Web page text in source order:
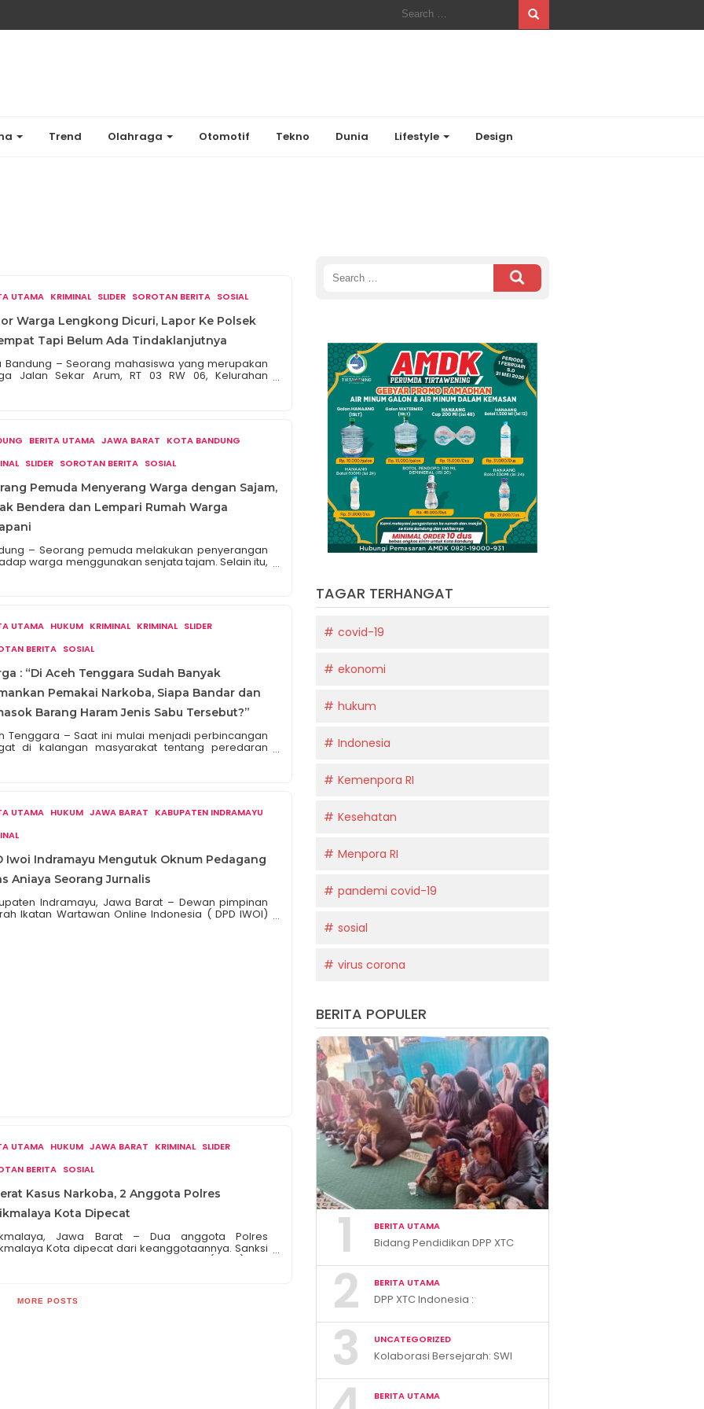
Search
Trend Olahraga Otomotif Tekno Dunia Lifestyle Design
UTAMA KRIMINAL SLIDER SOROTAN BERITA SOSIAL
Warga Lengkong Dicuri, Lapor Ke Polsek
Tapi Belum Ada Tindaklanjutnya
Bandung – Seorang mahasiswa yang merupakan
Jalan Sekar Arum, RT 03 RW 06, Kelurahan
pergi ke kampus tempatnya menimba ilmu.
keterangan korban melalui pesan […]
BERITA UTAMA JAWA BARAT
KOTA BANDUNG
SLIDER SOROTAN BERITA SOSIAL
Pemuda Menyerang Warga dengan Sajam,
Bendera dan Lempari Rumah Warga
– Seorang pemuda melakukan penyerangan
warga menggunakan senjata tajam. Selain itu,
yang menghubungi kantor Redaksi Media
pada pagi hari pukul 05. 00 melalui
whatsapp, […]
UTAMA HUKUM KRIMINAL KRIMINAL SLIDER
BERITA SOSIAL
: “Di Aceh Tenggara Sudah Banyak
Pemakai Narkoba, Siapa Bandar dan
Barang Haram Jenis Sabu Tersebut?”
Tenggara – Saat ini mulai menjadi perbincangan
di kalangan masyarakat tentang peredaran
masyarakat menilai kalau Kapolres Aceh
dan jajarannya diduga belum maksimal
mengusut tuntas tentang […]
UTAMA HUKUM JAWA BARAT
KABUPATEN INDRAMAYU
Iwoi Indramayu Mengutuk Oknum Pedagang
Aniaya Seorang Jurnalis
Indramayu, Jawa Barat – Dewan pimpinan
Ikatan Wartawan Online Indonesia ( DPD IWOI)
UTAMA HUKUM JAWA BARAT KRIMINAL SLIDER
BERITA SOSIAL
Kasus Narkoba, 2 Anggota Polres
Kota Dipecat
Jawa Barat – Dua anggota Polres
Kota dipecat dari keanggotaannya. Sanksi
tidak dengan hormat (PTDH) itu
AKBP Joko Sulistiono mengatakan pelanggaran
penjatuhan sanksi tegas itu terjadi dalam kurun
MORE POSTS
Search
TAGAR TERHANGAT
covid-19
ekonomi
hukum
Indonesia
Kemenpora RI
Kesehatan
Menpora RI
pandemi covid-19
sosial
virus corona
BERITA POPULER
1 BERITA UTAMA
Bidang Pendidikan DPP XTC
Smart Parenting di Desa
Cihanjuang KBB
2 BERITA UTAMA
DPP XTC Indonesia :
Bendera Tanpa Hak Akan
Ditindak”
3 UNCATEGORIZED
Kolaborasi Bersejarah: SWI
Kompetensi dan Pendidikan
BERITA UTAMA